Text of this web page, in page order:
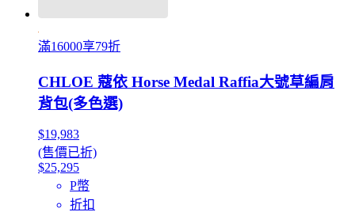
滿16000享79折
CHLOE 蔻依 Horse Medal Raffia大號草編肩
背包(多色選)
$19,983
(售價已折)
$25,295
P幣
折扣